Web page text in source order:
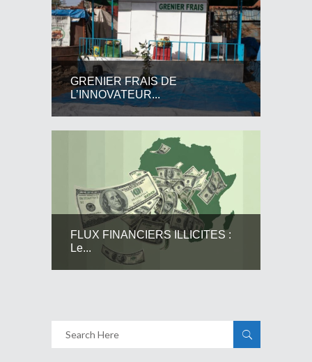
GRENIER FRAIS DE
L’INNOVATEUR...
FLUX FINANCIERS ILLICITES :
Le...